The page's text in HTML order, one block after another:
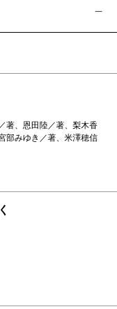
著、恩田陸／著、梨木香
部みゆき／著、米澤穂信